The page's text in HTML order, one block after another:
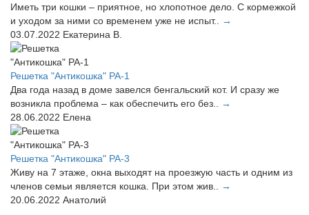
Иметь три кошки – приятное, но хлопотное дело. С кормежкой
и уходом за ними со временем уже не испыт..
→
03.07.2022 Екатерина В.
Решетка "Антикошка" РА-1
Два года назад в доме завелся бенгальский кот. И сразу же
возникла проблема – как обеспечить его без..
→
28.06.2022 Елена
Решетка "Антикошка" РА-3
Живу на 7 этаже, окна выходят на проезжую часть и одним из
членов семьи является кошка. При этом жив..
→
20.06.2022 Анатолий